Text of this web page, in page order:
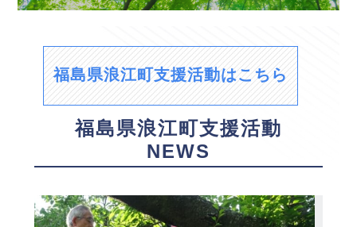
福島県浪江町支援活動はこちら
福島県浪江町支援活動
NEWS